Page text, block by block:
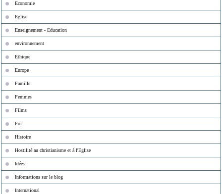
Economie
Eglise
Enseignement - Education
environnement
Ethique
Europe
Famille
Femmes
Films
Foi
Histoire
Hostilité au christianisme et à l'Eglise
Idées
Informations sur le blog
International